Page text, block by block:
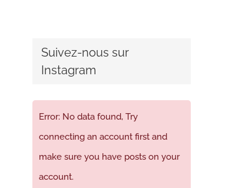
Suivez-nous sur
Instagram
Error: No data found, Try
connecting an account first and
make sure you have posts on your
account.